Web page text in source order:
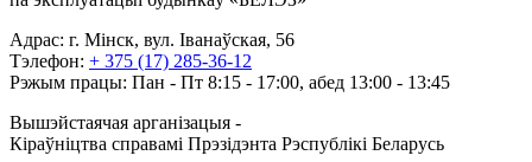
Адрас: г. Мінск, вул. Іванаўская, 56
Тэлефон: + 375 (17) 285-36-12
Рэжым працы: Пан - Пт 8:15 - 17:00, абед 13:00 - 13:45
Вышэйстаячая арганізацыя -
Кіраўніцтва справамі Прэзідэнта Рэспублікі Беларусь